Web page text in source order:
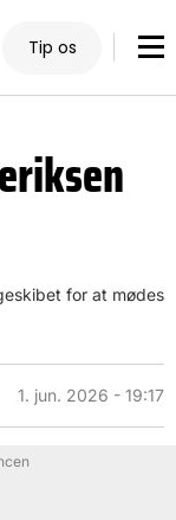
Tip os
for at mødes
1. jun. 2026 - 19:17